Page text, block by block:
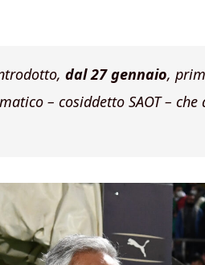
dal 27 gennaio,
– cosiddetto SAOT – che